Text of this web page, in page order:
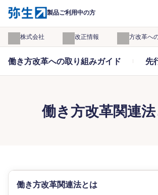
製品ご利用中の方
弥生株式会社 法令改正情報 働き方改革へ
働き方改革への取り組みガイド 先
働き方改革関連
働き方改革関連法とは